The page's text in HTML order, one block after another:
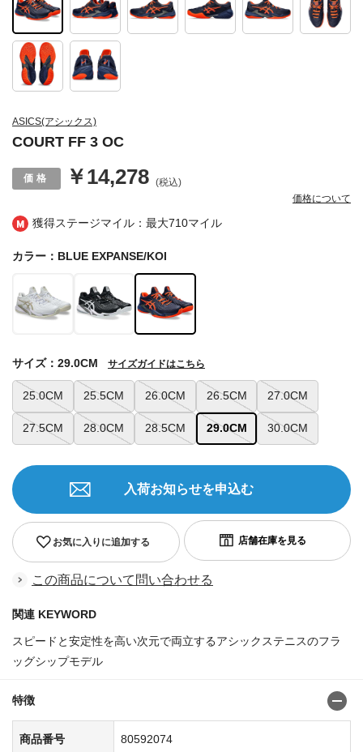
獲得ステージマイル：最大710マイル
ASICS(アシックス)
COURT FF 3 OC
￥14,278 (税込)
価格について
カラー：BLUE EXPANSE/KOI
25.0CM 25.5CM 26.0CM 26.5CM 27.0CM
27.5CM 28.0CM 28.5CM 29.0CM 30.0CM
サイズ：29.0CM サイズガイドはこちら
お気に入りに追加する
入荷お知らせを申込む
この商品について問い合わせる
関連 KEYWORD
スピードと安定性を高い次元で両立するアシックステニスのフラ
ッグシップモデル
特徴
商品番号 80592074